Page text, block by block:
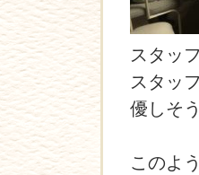
スタッ
スタッ
優しそ
このよ